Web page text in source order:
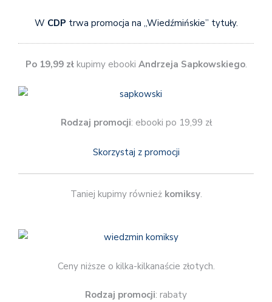
W CDP trwa promocja na „Wiedźmińskie” tytuły.
Po 19,99 złkupimy ebooki Andrzeja Sapkowskiego.
Rodzaj promocji: ebooki po 19,99 zł
Skorzystaj z promocji
Taniej kupimy równieżkomiksy.
Ceny niższe o kilka-kilkanaście złotych.
Rodzaj promocji: rabaty